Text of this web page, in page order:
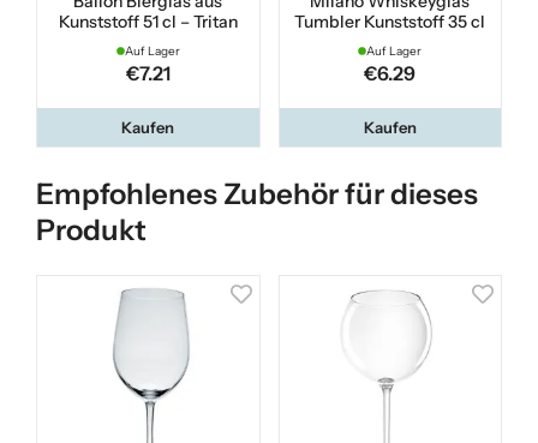
Kunststoff 51 cl – Tritan
Auf Lager
€7.21
Kaufen
Tumbler Kunststoff 35 cl
Auf Lager
€6.29
Kaufen
Empfohlenes Zubehör für dieses
Produkt